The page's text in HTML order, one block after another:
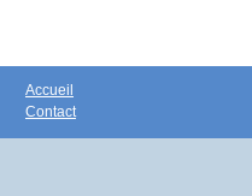
Accueil
Contact